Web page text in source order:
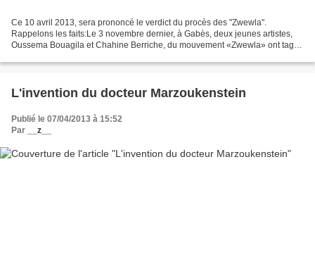
Ce 10 avril 2013, sera prononcé le verdict du procès des "Zwewla".
Rappelons les faits:Le 3 novembre dernier, à Gabès, deux jeunes artistes,
Oussema Bouagila et Chahine Berriche, du mouvement «Zwewla» ont tagué
L'invention du docteur Marzoukenstein
Publié le 07/04/2013 à 15:52
Par
__z__